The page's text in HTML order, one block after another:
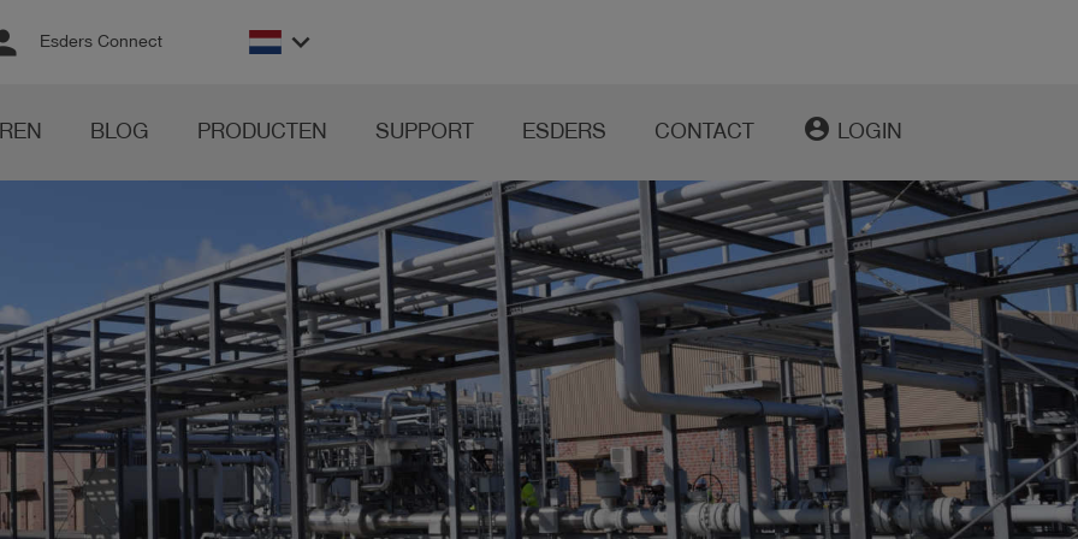
Esders Connect keyboard_arrow_down
BLOG PRODUCTEN SUPPORT ESDERS CONTACT account_circle LOGIN